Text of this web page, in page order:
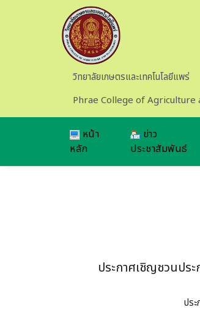
Skip to main content
วิทยาลัยเกษตรและเทคโนโลยีแพร่
Phrae College of Agriculture
หน้า
หลัก
ข่าว
ประชาสัมพันธ์
ประกาศเชิญชวนปร
ปร